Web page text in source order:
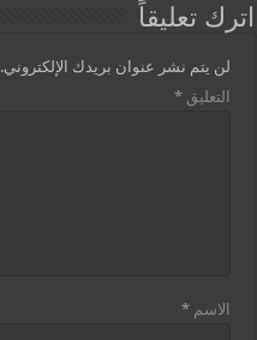
اترك تعليقاً
لن يتم نشر عنوان بريدك الإلكتروني.
التعليق*
الاسم*